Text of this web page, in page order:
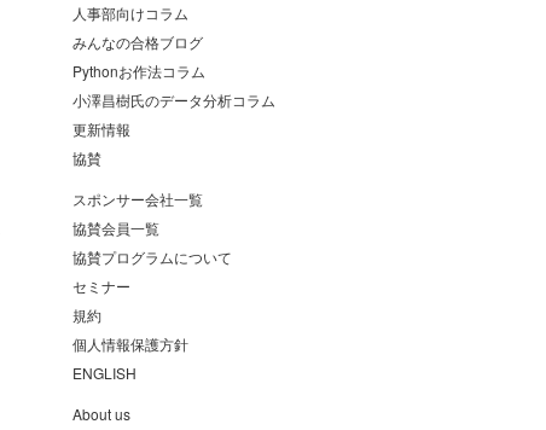
人事部向けコラム
みんなの合格ブログ
Pythonお作法コラム
小澤昌樹氏のデータ分析コラム
更新情報
協賛
スポンサー会社一覧
協賛会員一覧
協賛プログラムについて
セミナー
規約
個人情報保護方針
ENGLISH
About us